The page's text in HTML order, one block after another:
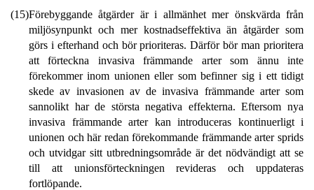
(15)Förebyggande åtgärder är i allmänhet mer önskvärda från
miljösynpunkt och mer kostnadseffektiva än åtgärder som
görs i efterhand och bör prioriteras. Därför bör man prioritera
att förteckna invasiva främmande arter som ännu inte
förekommer inom unionen eller som befinner sig i ett tidigt
skede av invasionen av de invasiva främmande arter som
sannolikt har de största negativa effekterna. Eftersom nya
invasiva främmande arter kan introduceras kontinuerligt i
unionen och här redan förekommande främmande arter sprids
och utvidgar sitt utbredningsområde är det nödvändigt att se
till att unionsförteckningen revideras och uppdateras
fortlöpande.